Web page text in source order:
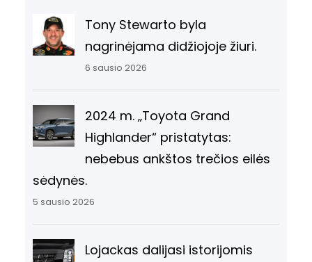
Tony Stewarto byla
nagrinėjama didžiojoje žiuri.
6 sausio 2026
2024 m. „Toyota Grand
Highlander“ pristatytas:
nebebus ankštos trečios eilės
sėdynės.
5 sausio 2026
Lojackas dalijasi istorijomis